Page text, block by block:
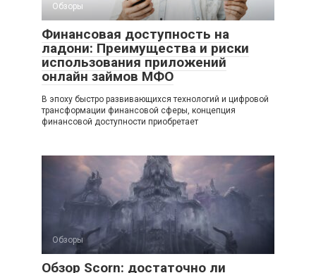
Обзоры
Финансовая доступность на
ладони: Преимущества и риски
использования приложений
онлайн займов МФО
В эпоху быстро развивающихся технологий и цифровой
трансформации финансовой сферы, концепция
финансовой доступности приобретает
Обзоры
Обзор Scorn: достаточно ли